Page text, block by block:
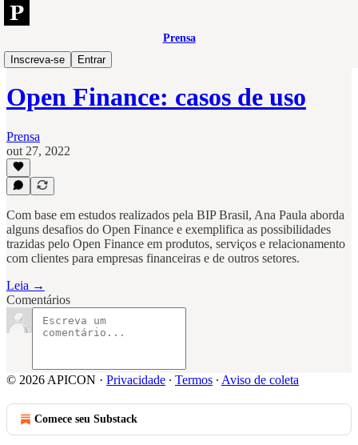
Prensa
Inscreva-se
Entrar
Open
Open Finance: casos de uso
Prensa
out 27, 2022
Com base em estudos realizados pela BIP Brasil, Ana Paula aborda
alguns desafios do Open Finance e exemplifica as possibilidades
trazidas pelo Open Finance em produtos, serviços e relacionamento
com clientes para empresas financeiras e de outros setores.
Leia →
Comentários
© 2026 APICON · Privacidade ∙ Termos ∙ Aviso de coleta
Comece seu Substack